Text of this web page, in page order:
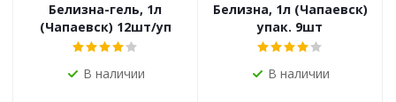
Белизна-гель, 1л
(Чапаевск) 12шт/уп
В наличии
Белизна, 1л (Чапаевск)
упак. 9шт
В наличии